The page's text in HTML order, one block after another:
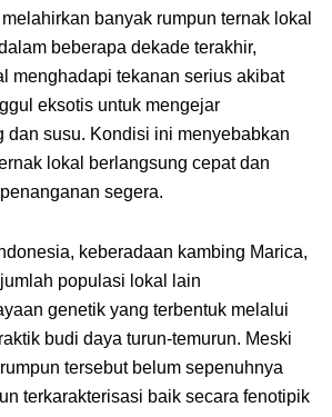
banyak rumpun ternak lokal
beberapa dekade terakhir,
menghadapi tekanan serius akibat
eksotis untuk mengejar
dan susu. Kondisi ini menyebabkan
lokal berlangsung cepat dan
segera.
keberadaan kambing Marica,
populasi lokal lain
genetik yang terbentuk melalui
budi daya turun-temurun. Meski
tersebut belum sepenuhnya
terkarakterisasi baik secara fenotipik